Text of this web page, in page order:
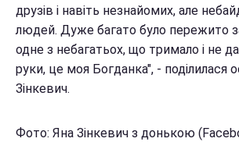
друзів і навіть незнайомих, але
людей. Дуже багато було пережито за
одне з небагатьох, що тримало і не
руки, це моя Богданка", - поділилася
Зінкевич.
Фото: Яна Зінкевич з донькою